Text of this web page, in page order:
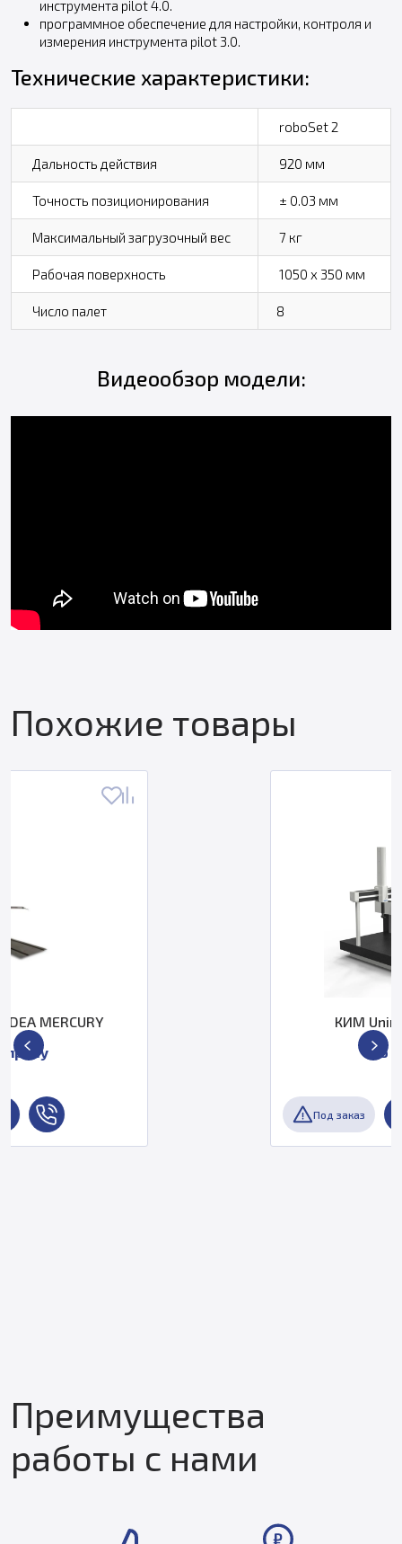
инструмента pilot 4.0.
программное обеспечение для настройки, контроля и
измерения инструмента pilot 3.0.
Технические характеристики:
roboSet 2
Дальность действия 920 мм
Точность позиционирования ± 0.03 мм
Максимальный загрузочный вес 7 кг
Рабочая поверхность 1050 x 350 мм
Число палет 8
Видеообзор модели:
Похожие товары
КИМ Unimetro Krypton
Преимущества
работы с нами